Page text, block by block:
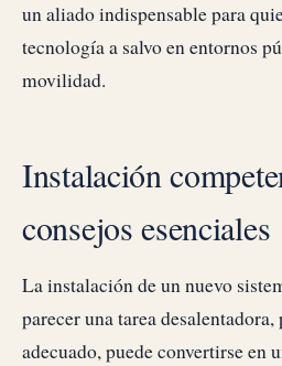
un aliado indispensable para
tecnología a salvo en entornos
movilidad.
Instalación
consejos esenciales
La instalación de un nuevo
parecer una tarea
adecuado, puede convertirse en